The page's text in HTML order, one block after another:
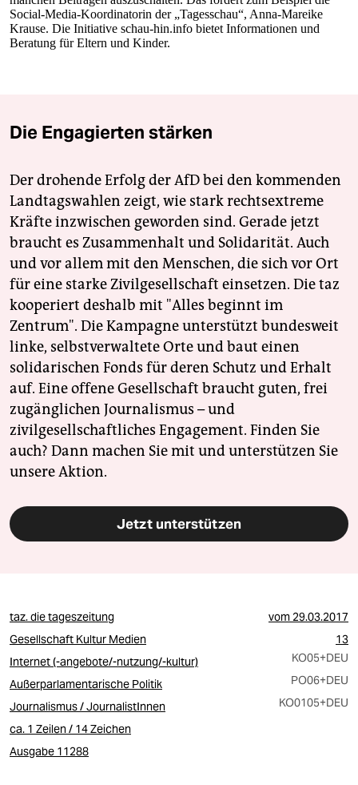
Social-Media-Koordinatorin der „Tagesschau“, Anna-Mareike
Krause. Die Initiative schau-hin.info bietet Informationen und
Beratung für Eltern und Kinder.
Die Engagierten stärken
Der drohende Erfolg der AfD bei den kommenden
Landtagswahlen zeigt, wie stark rechtsextreme
Kräfte inzwischen geworden sind. Gerade jetzt
braucht es Zusammenhalt und Solidarität. Auch
und vor allem mit den Menschen, die sich vor Ort
für eine starke Zivilgesellschaft einsetzen. Die taz
kooperiert deshalb mit "Alles beginnt im
Zentrum". Die Kampagne unterstützt bundesweit
linke, selbstverwaltete Orte und baut einen
solidarischen Fonds für deren Schutz und Erhalt
auf. Eine offene Gesellschaft braucht guten, frei
zugänglichen Journalismus – und
zivilgesellschaftliches Engagement. Finden Sie
auch? Dann machen Sie mit und unterstützen Sie
unsere Aktion.
Jetzt unterstützen
taz. die tageszeitung vom29.03.2017
Gesellschaft Kultur Medien
13
Internet (-angebote/-nutzung/-kultur)
KO05+DEU
Außerparlamentarische Politik
PO06+DEU
Journalismus / JournalistInnen
KO0105+DEU
ca. 1 Zeilen / 14 Zeichen
Ausgabe 11288